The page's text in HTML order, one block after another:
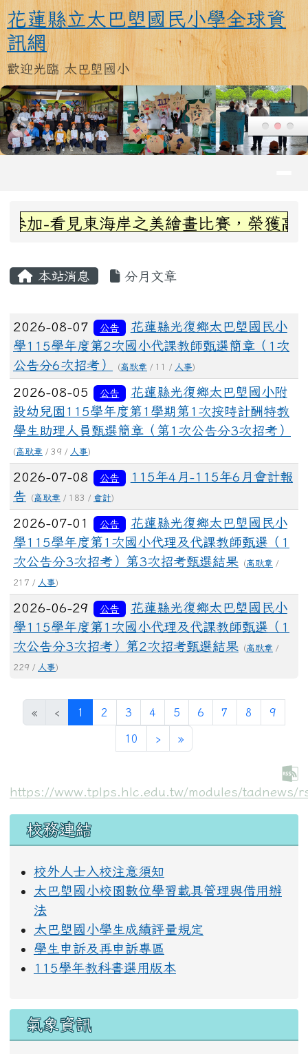
跳至主內容區
花蓮縣立太巴塱國民小學全球資訊
花蓮縣立太巴塱國民小學全球資
訊網
歡迎光臨 太巴塱國小
上中區域內容
加-看見東海岸之美繪畫比賽，榮獲高年
本站消息 分月文章
文章列表
2026-08-07 公告
花蓮縣光復鄉太巴塱國民小
學115學年度第2次國小代課教師甄選簡章（1次
公告分6次招考）
(高耿章 / 11 / 人事)
2026-08-05 公告
花蓮縣光復鄉太巴塱國小附
設幼兒園115學年度第1學期第1次按時計酬特教
學生助理人員甄選簡章（第1次公告分3次招考）
(高耿章 / 39 / 人事)
2026-07-08 公告
115年4月-115年6月會計報
告
(高耿章 / 183 / 會計)
2026-07-01 公告
花蓮縣光復鄉太巴塱國民小
學115學年度第1次國小代理及代課教師甄選（1
次公告分3次招考）第3次招考甄選結果
(高耿章 /
217 / 人事)
2026-06-29 公告
花蓮縣光復鄉太巴塱國民小
學115學年度第1次國小代理及代課教師甄選（1
次公告分3次招考）第2次招考甄選結果
(高耿章 /
229 / 人事)
« ‹ 1 (目前頁次)
2 3 4 5 6 7 8 9
10 ›下一頁
»最後頁
https://www.tplps.hlc.edu.tw/modules/tadnews/
左邊區域內容
校務連結
校外人士入校注意須知
太巴塱國小校園數位學習載具管理與借用辦
法
太巴塱國小學生成績評量規定
學生申訴及再申訴專區
115學年教科書選用版本
氣象資訊